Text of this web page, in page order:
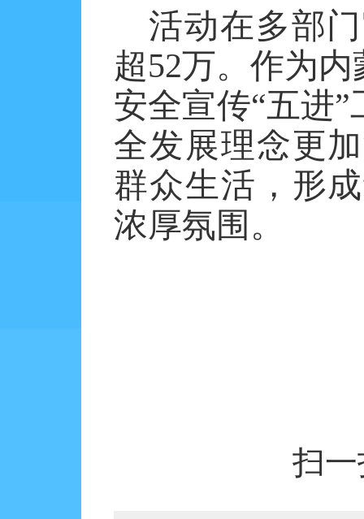
活动在多部
超52万。作为
安全宣传“五进
全发展理念更
群众生活，形
浓厚氛围。
扫